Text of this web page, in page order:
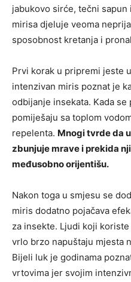
jabukovo sirće, tečni
mirisa djeluje veoma
sposobnost kretanja i
Prvi korak u pripremi jeste
intenzivan miris poznat je
odbijanje insekata. Kada
pomiješaju sa toplom
repelenta. Mnogi tvrde da
zbunjuje mrave i prekida
međusobno orijentišu.
Nakon toga u smjesu se
miris dodatno pojačava
za insekte. Ljudi koji
vrlo brzo napuštaju mjesta
Bijeli luk je godinama
vrtovima jer svojim